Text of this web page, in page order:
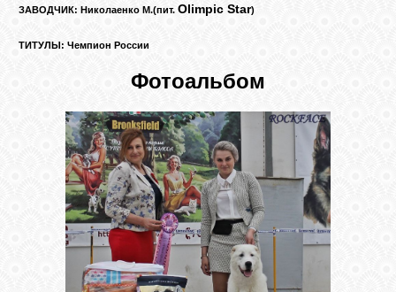
FACEBOOK
ЗАВОДЧИК: Николаенко М.(пит. Olimpic Star)
ТИТУЛЫ: Чемпион России
Фотоальбом